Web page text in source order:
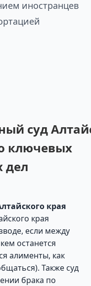
иностранцев
суд
ключевых
дел
края
края
если между
останется
алименты, как
Также суд
брака по